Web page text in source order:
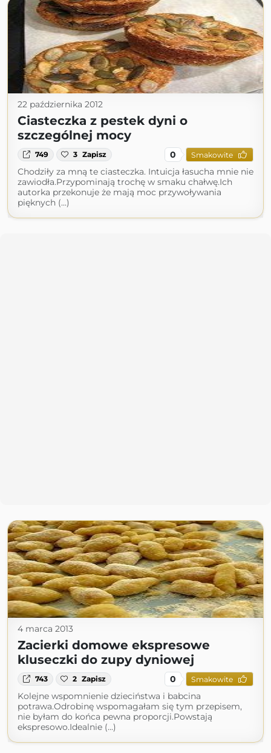
22 października 2012
Ciasteczka z pestek dyni o
szczególnej mocy
749 3 Zapisz 0 Smakowite
Chodziły za mną te ciasteczka. Intuicja łasucha mnie nie
zawiodła.Przypominają trochę w smaku chałwę.Ich
autorka przekonuje że mają moc przywoływania
pięknych (...)
4 marca 2013
Zacierki domowe ekspresowe
kluseczki do zupy dyniowej
743 2 Zapisz 0 Smakowite
Kolejne wspomnienie dzieciństwa i babcina
potrawa.Odrobinę wspomagałam się tym przepisem,
nie byłam do końca pewna proporcji.Powstają
ekspresowo.Idealnie (...)